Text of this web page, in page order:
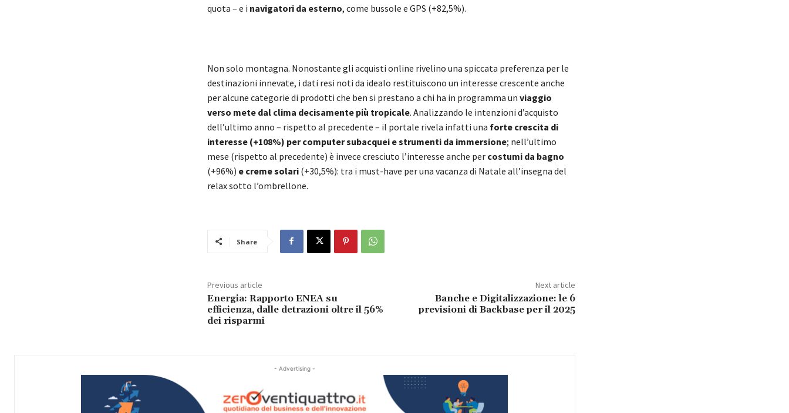
quota – e i navigatori da esterno, come bussole e GPS (+82,5%).
Non solo montagna. Nonostante gli acquisti online rivelino una spiccata preferenza per le
destinazioni innevate, i dati resi noti da idealo restituiscono un interesse crescente anche
per alcune categorie di prodotti che ben si prestano a chi ha in programma un viaggio
verso mete dal clima decisamente più tropicale. Analizzando le intenzioni d’acquisto
dell’ultimo anno – rispetto al precedente – il portale rivela infatti una forte crescita di
interesse (+108%) per computer subacquei e strumenti da immersione; nell’ultimo
mese (rispetto al precedente) è invece cresciuto l’interesse anche per costumi da bagno
(+96%) e creme solari (+30,5%): tra i must-have per una vacanza di Natale all’insegna del
relax sotto l’ombrellone.
Share
Previous article
Energia: Rapporto ENEA su
efficienza, dalle detrazioni oltre il 56%
dei risparmi
Next article
Banche e Digitalizzazione: le 6
previsioni di Backbase per il 2025
- Advertising -